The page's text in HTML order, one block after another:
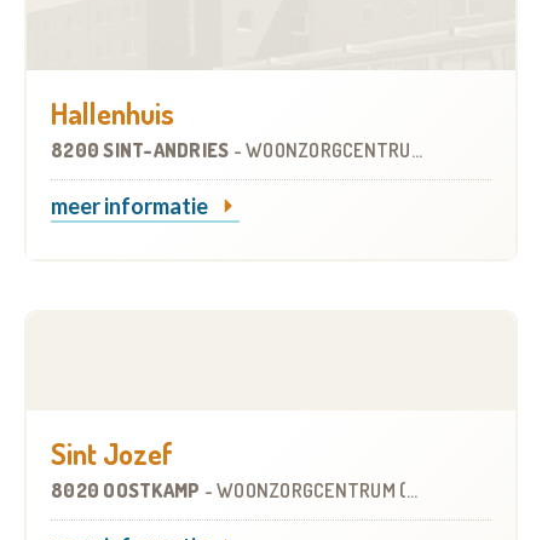
Hallenhuis
8200 SINT-ANDRIES - WOONZORGCENTRUM (WZC)
meer informatie
Sint Jozef
8020 OOSTKAMP - WOONZORGCENTRUM (WZC)